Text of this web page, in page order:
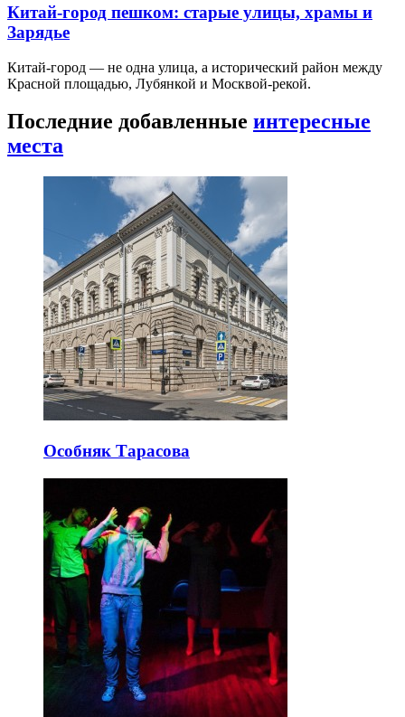
Китай-город пешком: старые улицы, храмы и
Зарядье
Китай-город — не одна улица, а исторический район между
Красной площадью, Лубянкой и Москвой-рекой.
Последние добавленные интересные
места
Особняк Тарасова